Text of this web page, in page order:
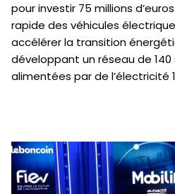
pour investir 75 millions
rapide des véhicules
accélérer la transition
développant un réseau de
alimentées par de l’électricité